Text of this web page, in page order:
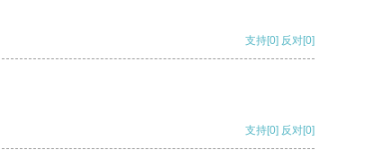
支持[0] 反对[0]
支持[0] 反对[0]